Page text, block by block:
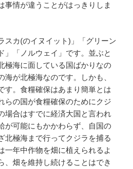
事情が違うことがはっきりしま
スカ(のイヌイット)」「グリーン
」「ノルウェイ」です。並ぶと
極海に面している国ばかりなの
海が北極海なのです。しかも、
す。食糧確保はあまり簡単とは
らの国が食糧確保のためにクジ
場合はすでに経済大国と言われ
が可能にもかかわらず、自国の
北極海まで行ってクジラを捕る
一年中作物を畑に植えられるよ
、畑を維持し続けることはでき